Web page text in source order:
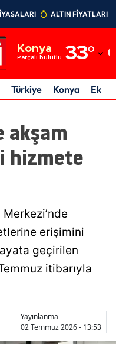
ALTIN FİYATLARI
Konya
Parçalı bulutlu 33°
Adıyaman
Afyonkarahisar
Amasya
Ankara
Aydın
Balıkesir
Bitlis
Türkiye Konya
akşam
hizmete
Merkezi’nde
erişimini
geçirilen
itibarıyla
Yayınlanma
02 Temmuz 2026 - 13:53